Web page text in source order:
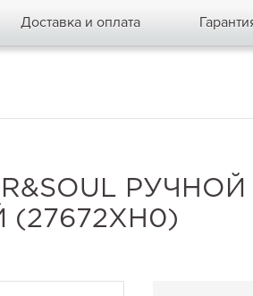
Доставка и оплата